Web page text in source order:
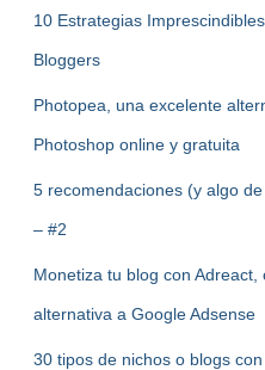
10 Estrategias
Bloggers
Photopea, una excelente
Photoshop online y gratuita
5 recomendaciones (y algo
– #2
Monetiza tu blog con Adreact,
alternativa a Google Adsense
30 tipos de nichos o blogs